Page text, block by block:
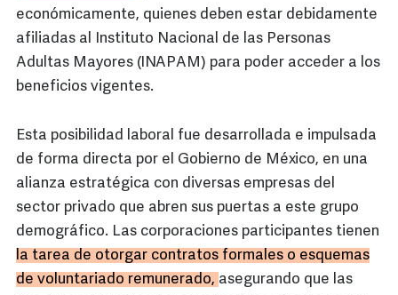
económicamente, quienes deben estar debidamente
afiliadas al Instituto Nacional de las Personas
Adultas Mayores (INAPAM) para poder acceder a los
beneficios vigentes.
Esta posibilidad laboral fue desarrollada e impulsada
de forma directa por el Gobierno de México, en una
alianza estratégica con diversas empresas del
sector privado que abren sus puertas a este grupo
demográfico. Las corporaciones participantes tienen
la tarea de otorgar contratos formales o esquemas
de voluntariado remunerado, asegurando que las